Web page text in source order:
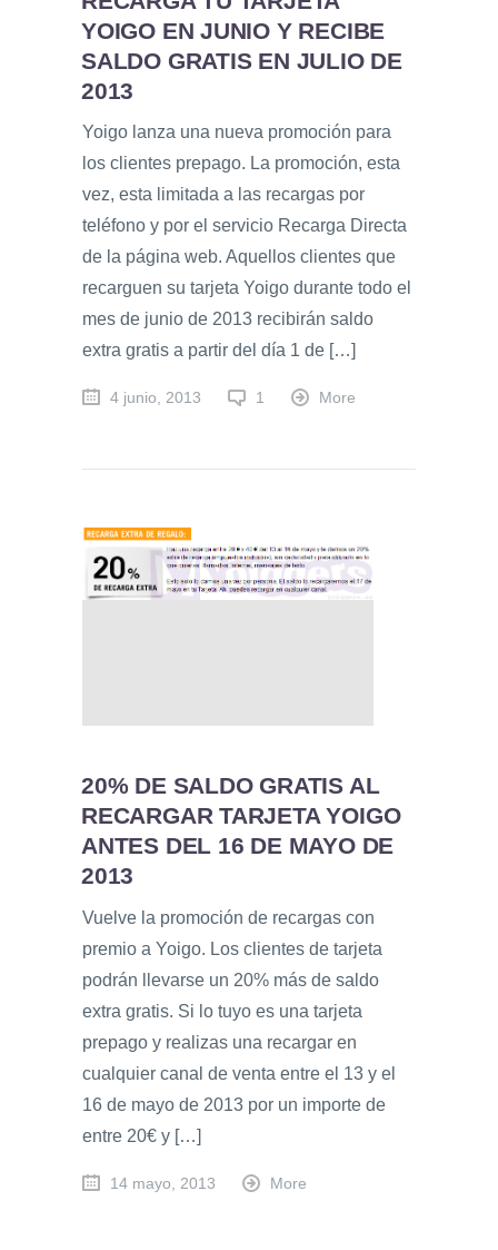
YOIGO EN JUNIO Y RECIBE
SALDO GRATIS EN JULIO DE
2013
Yoigo lanza una nueva promoción para
los clientes prepago. La promoción, esta
vez, esta limitada a las recargas por
teléfono y por el servicio Recarga Directa
de la página web. Aquellos clientes que
recarguen su tarjeta Yoigo durante todo el
mes de junio de 2013 recibirán saldo
extra gratis a partir del día 1 de […]
4 junio, 2013 1 More
20% DE SALDO GRATIS AL
RECARGAR TARJETA YOIGO
ANTES DEL 16 DE MAYO DE
2013
Vuelve la promoción de recargas con
premio a Yoigo. Los clientes de tarjeta
podrán llevarse un 20% más de saldo
extra gratis. Si lo tuyo es una tarjeta
prepago y realizas una recargar en
cualquier canal de venta entre el 13 y el
16 de mayo de 2013 por un importe de
entre 20€ y […]
14 mayo, 2013 More